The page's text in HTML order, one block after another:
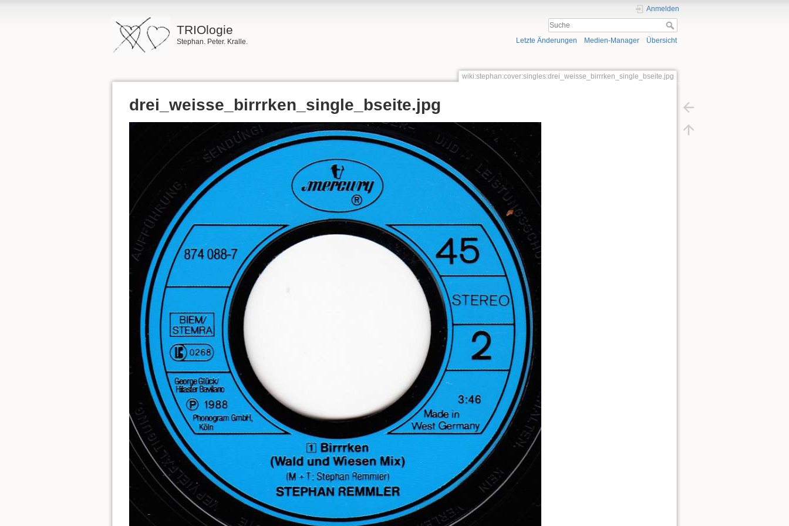
TRIOlogie
Stephan. Peter. Kralle.
Anmelden
Letzte Änderungen Medien-Manager Übersicht
wiki:stephan:cover:singles:drei_weisse_birrrken_single_bseite.jpg
drei_weisse_birrrken_single_bseite.jpg